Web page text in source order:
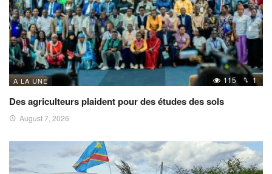
A LA UNE 115 1
Des agriculteurs plaident pour des études des sols
August 7, 2026